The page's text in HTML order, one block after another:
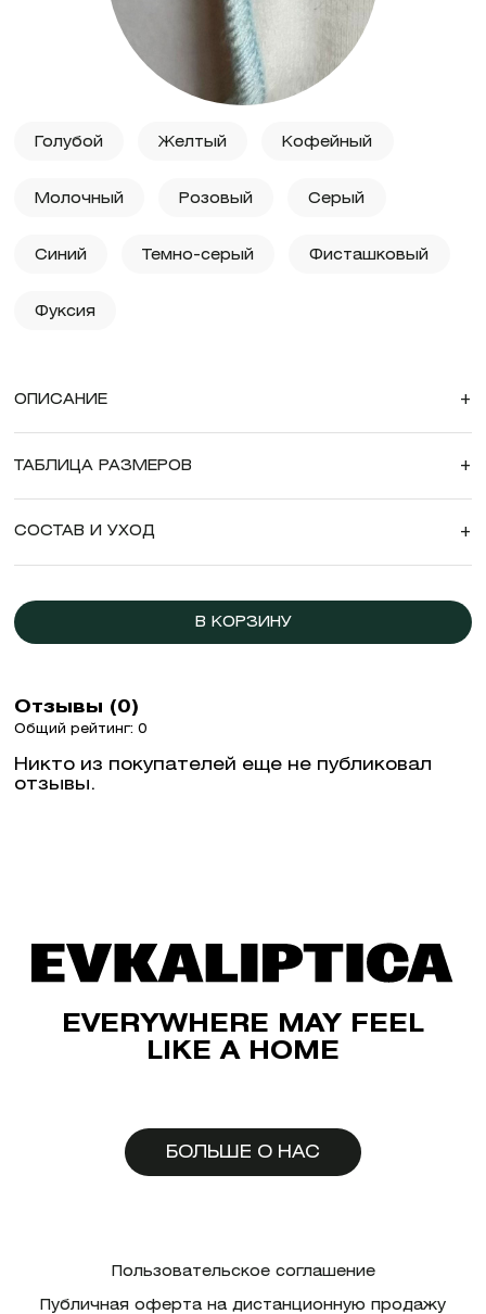
Голубой Желтый Кофейный
Молочный Розовый Серый
Синий Темно-серый Фисташковый
Фуксия
ОПИСАНИЕ +
ТАБЛИЦА РАЗМЕРОВ +
СОСТАВ И УХОД +
В КОРЗИНУ
Отзывы (0)
Общий рейтинг: 0
Никто из покупателей еще не публиковал
отзывы.
EVERYWHERE MAY FEEL
LIKE A HOME
БОЛЬШЕ О НАС
Пользовательское соглашение
Публичная оферта на дистанционную продажу